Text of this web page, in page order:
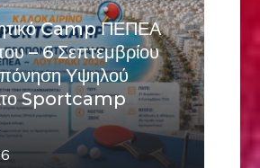
Camp ΠΕΠΕΑ
– 6 Σεπτεμβρίου
Υψηλού
Sportcamp